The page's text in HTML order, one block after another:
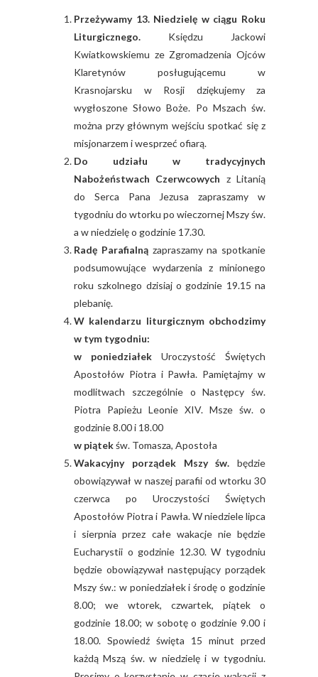
Przeżywamy 13. Niedzielę w ciągu Roku
Liturgicznego. Księdzu Jackowi
Kwiatkowskiemu ze Zgromadzenia Ojców
Klaretynów posługującemu w
Krasnojarsku w Rosji dziękujemy za
wygłoszone Słowo Boże. Po Mszach św.
można przy głównym wejściu spotkać się z
misjonarzem i wesprzeć ofiarą.
Do udziału w tradycyjnych
Nabożeństwach Czerwcowych z Litanią
do Serca Pana Jezusa zapraszamy w
tygodniu do wtorku po wieczornej Mszy św.
a w niedzielę o godzinie 17.30.
Radę Parafialnązapraszamy na spotkanie
podsumowujące wydarzenia z minionego
roku szkolnego dzisiaj o godzinie 19.15 na
plebanię.
W kalendarzu liturgicznym obchodzimy
w tym tygodniu:
w poniedziałek Uroczystość Świętych
Apostołów Piotra i Pawła. Pamiętajmy w
modlitwach szczególnie o Następcy św.
Piotra Papieżu Leonie XIV. Msze św. o
godzinie 8.00 i 18.00
w piątekśw. Tomasza, Apostoła
Wakacyjny porządek Mszy św. będzie
obowiązywał w naszej parafii od wtorku 30
czerwca po Uroczystości Świętych
Apostołów Piotra i Pawła. W niedziele lipca
i sierpnia przez całe wakacje nie będzie
Eucharystii o godzinie 12.30. W tygodniu
będzie obowiązywał następujący porządek
Mszy św.: w poniedziałek i środę o godzinie
8.00; we wtorek, czwartek, piątek o
godzinie 18.00; w sobotę o godzinie 9.00 i
18.00. Spowiedź święta 15 minut przed
każdą Mszą św. w niedzielę i w tygodniu.